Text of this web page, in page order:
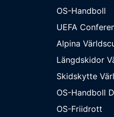
OS-Handboll
UEFA
Alpina
Längdskidor
Skidskytte
OS-Handboll
OS-Friidrott